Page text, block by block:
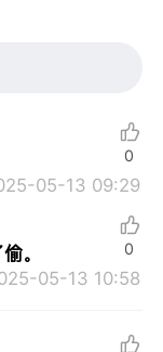
05-13 09:29
0
。
05-13 10:58
0